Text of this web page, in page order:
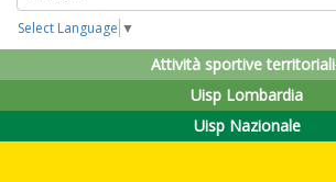
Select Language ▼
Attività sportive territoriali
Uisp Lombardia
Uisp Nazionale